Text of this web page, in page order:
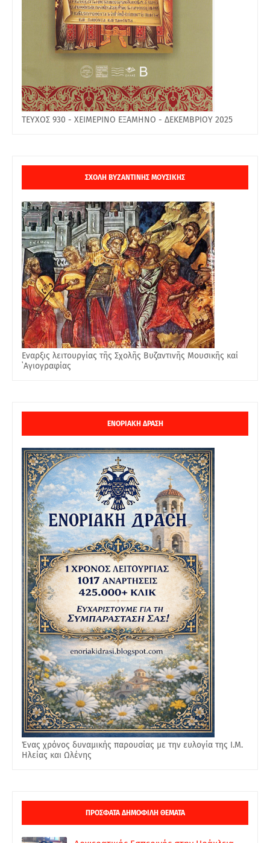
TEYXOΣ 930 - XEIMEPINO EΞAMHNO - ΔEKEMBPIOΥ 2025
ΣΧΟΛΗ ΒΥΖΑΝΤΙΝΗΣ ΜΟΥΣΙΚΗΣ
Εναρξις λειτουργίας τῆς Σχολῆς Βυζαντινῆς Μουσικῆς καί
῾Αγιογραφίας
ΕΝΟΡΙΑΚΗ ΔΡΑΣΗ
Ένας χρόνος δυναμικής παρουσίας με την ευλογία της Ι.Μ.
Ηλείας και Ωλένης
ΠΡΟΣΦΑΤΑ ΔΗΜΟΦΙΛΗ ΘΕΜΑΤΑ